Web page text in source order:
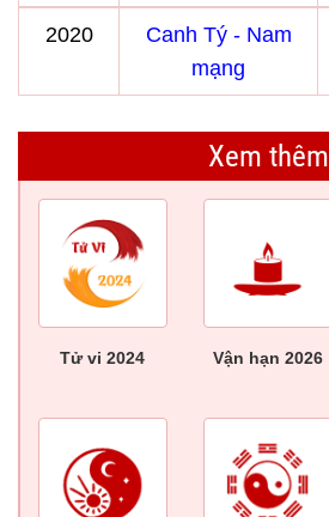
2020
Canh Tý - Nam
mạng
Xem thêm
Tử vi 2024 Vận hạn 2026